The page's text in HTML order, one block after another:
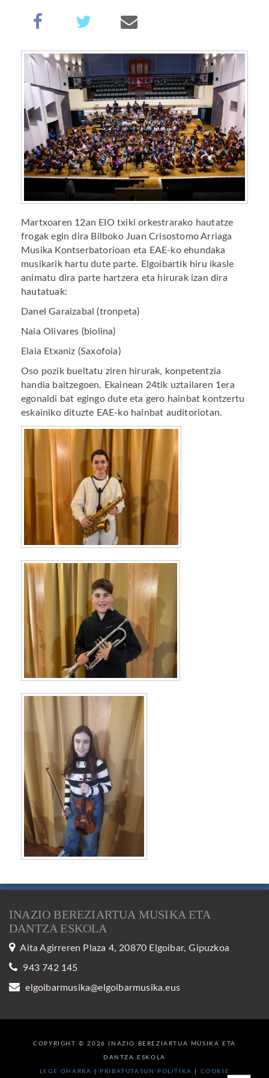
Martxoaren 12an EIO txiki orkestrarako hautatze
frogak egin dira Bilboko Juan Crisostomo Arriaga
Musika Kontserbatorioan eta EAE-ko ehundaka
musikarik hartu dute parte. Elgoibartik hiru ikasle
animatu dira parte hartzera eta hirurak izan dira
hautatuak:
Danel Garaizabal (tronpeta)
Naia Olivares (biolina)
Elaia Etxaniz (Saxofoia)
Oso pozik bueltatu ziren hirurak, konpetentzia
handia baitzegoen. Ekainean 24tik uztailaren 1era
egonaldi bat egingo dute eta gero hainbat kontzertu
eskainiko dituzte EAE-ko hainbat auditoriotan.
INAZIO BEREZIARTUA MUSIKA ETA
DANTZA ESKOLA
Aita Agirreren Plaza 4, 20870 Elgoibar, Gipuzkoa
943 742 145
elgoibarmusika@elgoibarmusika.eus
COPYRIGHT © 2026 INAZIO BEREZIARTUA MUSIKA ETA
DANTZA ESKOLA
LEGE OHARRA PRIBATUTASUN POLITIKA COOKIE